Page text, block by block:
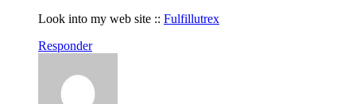
Look into my web site :: Fulfillutrex
Responder